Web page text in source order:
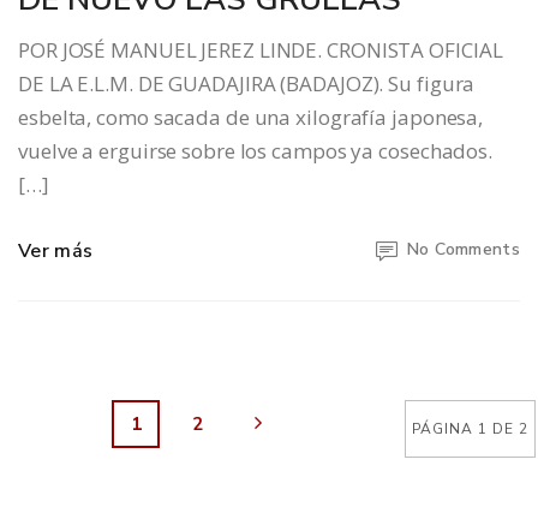
POR JOSÉ MANUEL JEREZ LINDE. CRONISTA OFICIAL
DE LA E.L.M. DE GUADAJIRA (BADAJOZ). Su figura
esbelta, como sacada de una xilografía japonesa,
vuelve a erguirse sobre los campos ya cosechados.
[…]
Ver más No Comments
PÁGINA 1 DE 2
1 2